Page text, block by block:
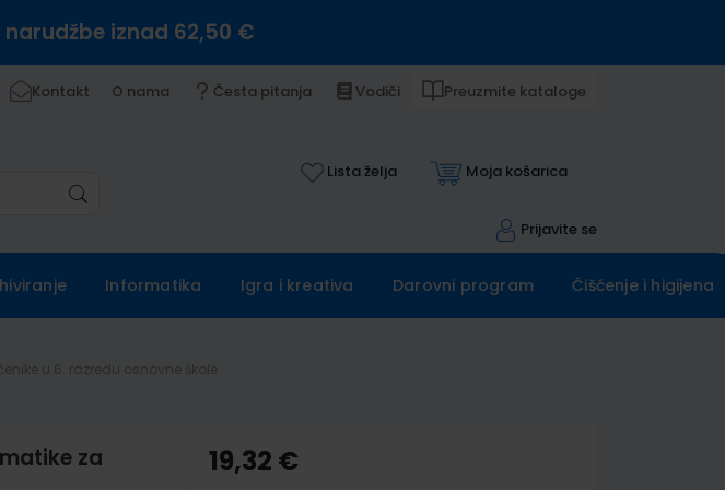
iznad 62,50 €
Kontakt O nama Česta pitanja Vodiči Preuzmite kataloge
Lista želja Moja košarica
Prijavite se
Informatika Igra i kreativa Darovni program Čišćenje i higijena
za
19,32 €